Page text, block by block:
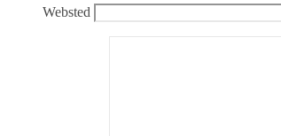
Websted